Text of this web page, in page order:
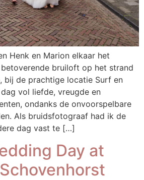
Henk en Marion elkaar het
bruiloft op het strand
bij de prachtige locatie Surf en
vol liefde, vreugde en
ondanks de onvoorspelbare
Als bruidsfotograaf had ik de
dag vast te […]
Day at